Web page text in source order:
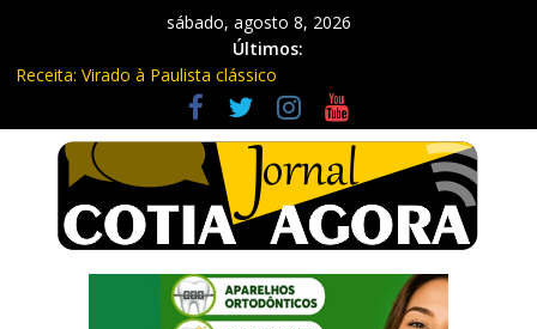
sábado, agosto 8, 2026
Últimos:
Receita: Virado à Paulista clássico
Ladrão de farmácia e procurado por maus-tratos são presos em
Vargem Grande Paulista
Cine Sustentável traz cinema ao ar livre e educação ambiental
para Vargem Grande
WhatsApp vai parar de funcionar em vários celulares antigos em
setembro